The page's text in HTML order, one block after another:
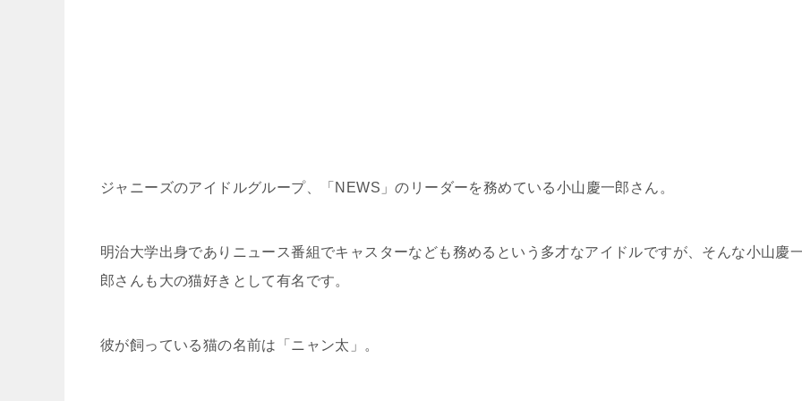
ジャニーズのアイドルグループ、「NEWS」のリーダーを務めている小山慶一郎さん。
明治大学出身でありニュース番組でキャスターなども務めるという多才なアイドルですが、そんな小山慶
郎さんも大の猫好きとして有名です。
彼が飼っている猫の名前は「ニャン太」。